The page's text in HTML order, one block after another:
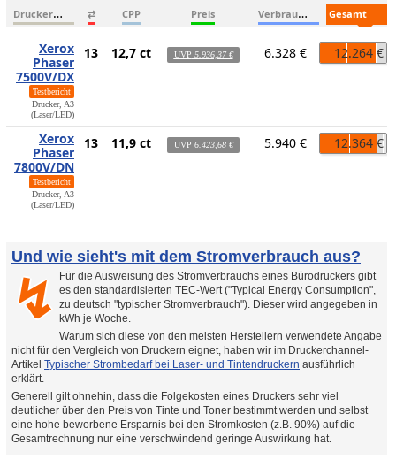
D
ruckername ⇄ CPP Preis V
erbrauchsmaterialien
Xerox
Phaser
7500V/DX
Testbericht
Drucker, A3
(Laser/LED)
13 12,7 ct UVP 5.936,37 € 6.328 € 12.264 €
Xerox
Phaser
7800V/DN
Testbericht
Drucker, A3
(Laser/LED)
13 11,9 ct UVP 6.423,68 € 5.940 € 12.364 €
Und wie sieht's mit dem Stromverbrauch aus?
↯
Für die Ausweisung des Stromverbrauchs eines Bürodruckers gibt
es den standardisierten TEC-Wert ("Typical Energy Consumption",
zu deutsch "typischer Stromverbrauch"). Dieser wird angegeben in
kWh je Woche.
Warum sich diese von den meisten Herstellern verwendete Angabe
nicht für den Vergleich von Druckern eignet, haben wir im Druckerchannel-
Artikel Typischer Strombedarf bei Laser- und Tintendruckern ausführlich
erklärt.
Generell gilt ohnehin, dass die Folgekosten eines Druckers sehr viel
deutlicher über den Preis von Tinte und Toner bestimmt werden und selbst
eine hohe beworbene Ersparnis bei den Stromkosten (z.B. 90%) auf die
Gesamtrechnung nur eine verschwindend geringe Auswirkung hat.